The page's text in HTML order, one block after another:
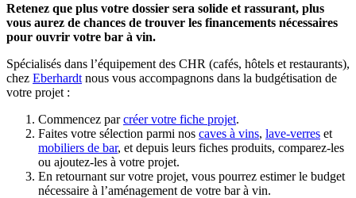
Retenez que plus votre dossier sera solide et rassurant, plus
vous aurez de chances de trouver les financements nécessaires
pour ouvrir votre bar à vin.
Spécialisés dans l’équipement des CHR (cafés, hôtels et restaurants),
chez Eberhardt nous vous accompagnons dans la budgétisation de
votre projet :
Commencez parcréer votre fiche projet.
Faites votre sélection parmi nos caves à vins, lave-verres et
mobiliers de bar, et depuis leurs fiches produits, comparez-les
ou ajoutez-les à votre projet.
En retournant sur votre projet, vous pourrez estimer le budget
nécessaire à l’aménagement de votre bar à vin.